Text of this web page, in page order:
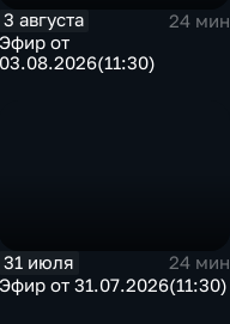
3 августа
24 мин
Эфир от
03.08.2026(11:30)
31 июля
24 мин
Эфир от 31.07.2026(11:30)